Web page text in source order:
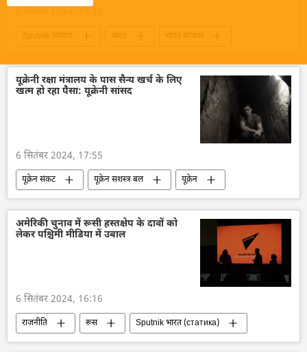
Sputnik मान्यता भारत
भारत सरकार
रूस
मास्को
सुदूर पूर्व
पूर्वी आर्थिक मंच
नरेन्द्र मोदी
यूक्रेनी रक्षा मंत्रालय के पास सैन्य खर्च के लिए
खत्म हो रहा पैसा: यूक्रेनी सांसद
6 सितंबर 2024, 17:55
यूक्रेन संकट यूक्रेन सशस्त्र बल
यूक्रेन
यूक्रेन का जवाबी हमला
नाटो
विशेष सैन्य अभियान
डोनेट्स्क पीपुल्स रिपब्लिक
अमेरिकी चुनाव में रूसी हस्तक्षेप के दावों को
लेकर पश्चिमी मीडिया में उबाल
6 सितंबर 2024, 16:16
राजनीति रूस
Sputnik भारत (статика)
Rossiya Segodnya
2024 चुनाव